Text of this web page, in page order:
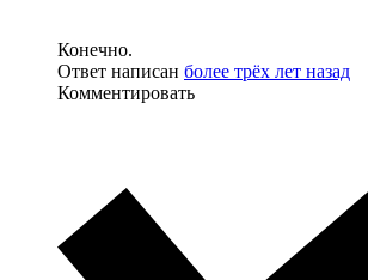
Конечно.
Ответ написан более трёх лет назад
Комментировать